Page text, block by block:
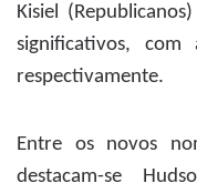
Kisiel
significativos,
respectivamente.
Entre os novos
destacam-se